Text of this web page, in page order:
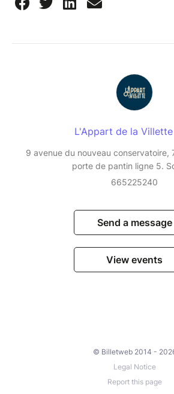
L'Appart de la Villette
9 avenue du nouveau conservatoire,
porte de pantin ligne 5.
665225240
Send a message
View events
© Billetweb 2014 -
Legal Notice
Report this page